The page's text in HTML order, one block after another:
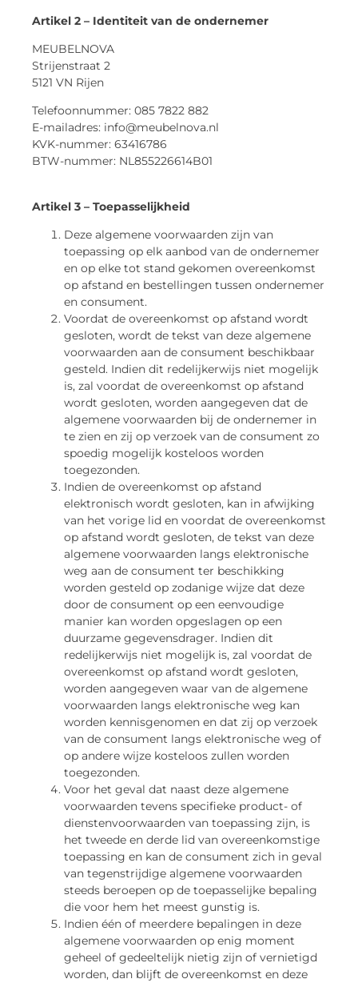
Artikel 2 – Identiteit van de ondernemer
MEUBELNOVA
Strijenstraat 2
5121 VN Rijen
Telefoonnummer: 085 7822 882
E-mailadres: info@meubelnova.nl
KVK-nummer: 63416786
BTW-nummer: NL855226614B01
Artikel 3 – Toepasselijkheid
Deze algemene voorwaarden zijn van
toepassing op elk aanbod van de ondernemer
en op elke tot stand gekomen overeenkomst
op afstand en bestellingen tussen ondernemer
en consument.
Voordat de overeenkomst op afstand wordt
gesloten, wordt de tekst van deze algemene
voorwaarden aan de consument beschikbaar
gesteld. Indien dit redelijkerwijs niet mogelijk
is, zal voordat de overeenkomst op afstand
wordt gesloten, worden aangegeven dat de
algemene voorwaarden bij de ondernemer in
te zien en zij op verzoek van de consument zo
spoedig mogelijk kosteloos worden
toegezonden.
Indien de overeenkomst op afstand
elektronisch wordt gesloten, kan in afwijking
van het vorige lid en voordat de overeenkomst
op afstand wordt gesloten, de tekst van deze
algemene voorwaarden langs elektronische
weg aan de consument ter beschikking
worden gesteld op zodanige wijze dat deze
door de consument op een eenvoudige
manier kan worden opgeslagen op een
duurzame gegevensdrager. Indien dit
redelijkerwijs niet mogelijk is, zal voordat de
overeenkomst op afstand wordt gesloten,
worden aangegeven waar van de algemene
voorwaarden langs elektronische weg kan
worden kennisgenomen en dat zij op verzoek
van de consument langs elektronische weg of
op andere wijze kosteloos zullen worden
toegezonden.
Voor het geval dat naast deze algemene
voorwaarden tevens specifieke product- of
dienstenvoorwaarden van toepassing zijn, is
het tweede en derde lid van overeenkomstige
toepassing en kan de consument zich in geval
van tegenstrijdige algemene voorwaarden
steeds beroepen op de toepasselijke bepaling
die voor hem het meest gunstig is.
Indien één of meerdere bepalingen in deze
algemene voorwaarden op enig moment
geheel of gedeeltelijk nietig zijn of vernietigd
worden, dan blijft de overeenkomst en deze